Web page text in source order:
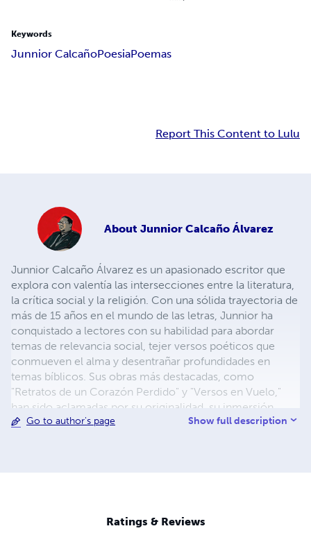
Keywords
Junnior CalcañoPoesiaPoemas
Report This Content to Lulu
About Junnior Calcaño Álvarez
Junnior Calcaño Álvarez es un apasionado escritor que
explora con valentía las intersecciones entre la literatura,
la crítica social y la religión. Con una sólida trayectoria de
más de 15 años en el mundo de las letras, Junnior ha
conquistado a lectores con su habilidad para abordar
temas de relevancia social, tejer versos poéticos que
conmueven el alma y desentrañar profundidades en
temas bíblicos. Sus obras más destacadas, como
"Retratos de un Corazón Perdido" y "Versos en Vuelo,"
han sido aclamadas por su originalidad, su inmersión
emocional y la pedagogía envolvente que las caracteriza.
queridos, y dedicando tiempo a su apasionante viaje de
vida en pareja. Además de su faceta como escritor,
Go to author's page Show full description
Ratings & Reviews